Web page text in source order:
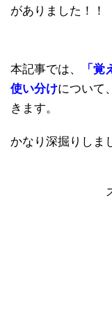
がありました！！
本記事では、
「
使い分けについて
きます。
かなり深掘りしま